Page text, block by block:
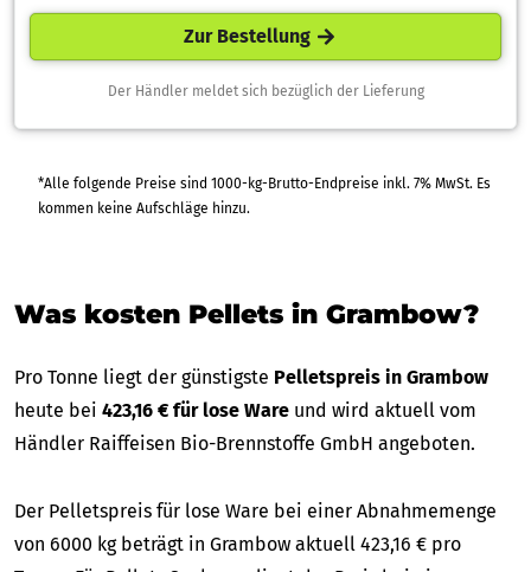
Zur Bestellung
Der Händler meldet sich bezüglich der Lieferung
*Alle folgende Preise sind 1000-kg-Brutto-Endpreise inkl. 7% MwSt. Es
kommen keine Aufschläge hinzu.
Was kosten Pellets in Grambow?
Pro Tonne liegt der günstigste Pelletspreis in Grambow
heute bei 423,16 € für lose Ware und wird aktuell vom
Händler Raiffeisen Bio-Brennstoffe GmbH angeboten.
Der Pelletspreis für lose Ware bei einer Abnahmemenge
von 6000 kg beträgt in Grambow aktuell 423,16 € pro